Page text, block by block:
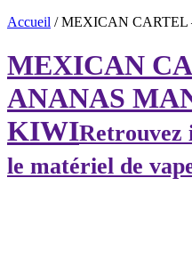
Accueil /MEXICAN
MEXICAN
ANANAS
KIWIRetrouvez
le matériel de